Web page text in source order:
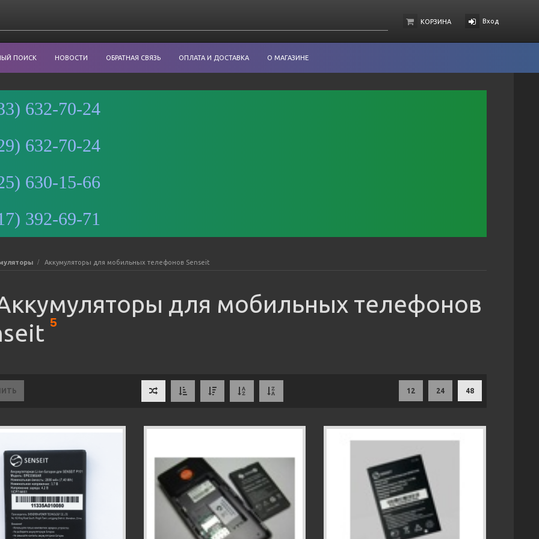
КОРЗИНА Вход
ПОИСК НОВОСТИ ОБРАТНАЯ СВЯЗЬ ОПЛАТА И ДОСТАВКА О МАГАЗИНЕ
632-70-24
632-70-24
630-15-66
392-69-71
Аккумуляторы для мобильных телефонов Senseit
для мобильных телефонов
5
12 24 48